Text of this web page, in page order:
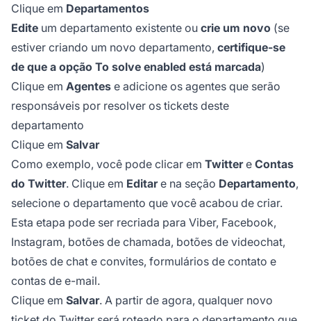
Clique em Departamentos
Edite um departamento existente ou crie um novo (se
estiver criando um novo departamento, certifique-se
de que a opção To solve enabled está marcada)
Clique em Agentes e adicione os agentes que serão
responsáveis por resolver os tickets deste
departamento
Clique em Salvar
Como exemplo, você pode clicar em Twittere Contas
do Twitter. Clique em Editare na seção Departamento,
selecione o departamento que você acabou de criar.
Esta etapa pode ser recriada para Viber, Facebook,
Instagram, botões de chamada, botões de videochat,
botões de chat e convites, formulários de contato e
contas de e-mail.
Clique em Salvar. A partir de agora, qualquer novo